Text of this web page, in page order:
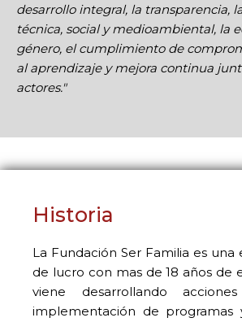
desarrollo integral, la transparencia,
técnica, social y medioambiental, la
género, el cumplimiento de
al aprendizaje y mejora continua
actores."
Historia
La Fundación Ser Familia es una
de lucro con mas de 18 años de
viene desarrollando
implementación de programas